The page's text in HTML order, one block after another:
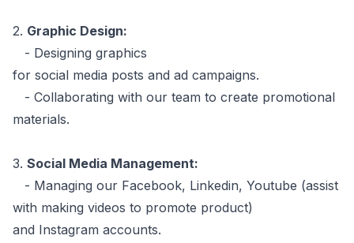
2. Graphic Design:
- Designing graphics
for social media posts and ad campaigns.
- Collaborating with our team to create promotional
materials.
3. Social Media Management:
- Managing our Facebook, Linkedin, Youtube (assist
with making videos to promote product)
and Instagram accounts.